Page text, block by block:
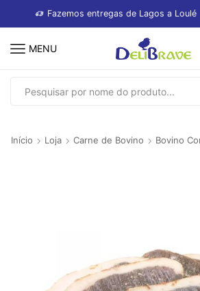
Fazemos entregas de Lagos a Loulé
MENU
SEARCH
Início Loja Carne de Bovino Bovino